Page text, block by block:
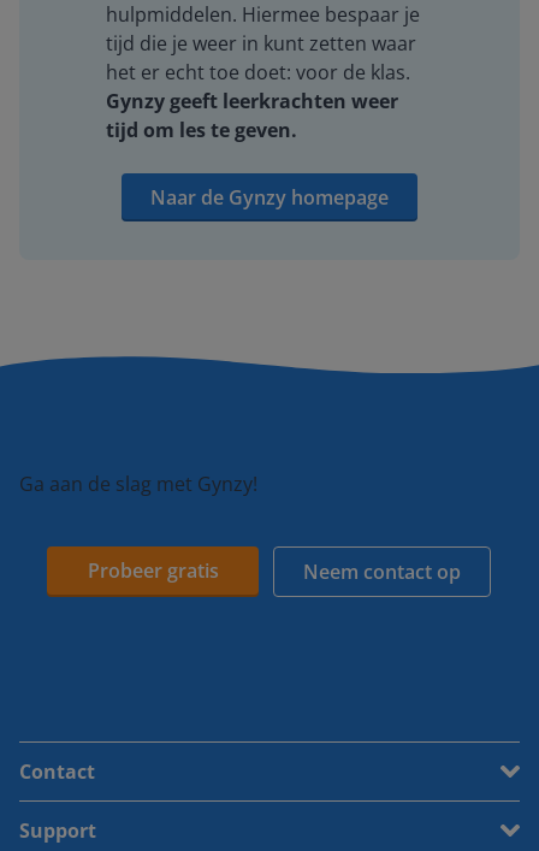
hulpmiddelen. Hiermee bespaar je
tijd die je weer in kunt zetten waar
het er echt toe doet: voor de klas.
Gynzy geeft leerkrachten weer
tijd om les te geven.
Naar de Gynzy homepage
Ga aan de slag met Gynzy!
Probeer gratis Neem contact op
Contact
Support